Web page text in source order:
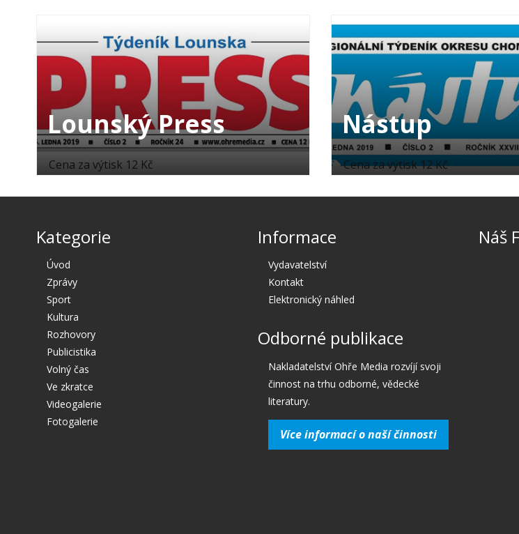
Lounský Press
Cena za výtisk 12 Kč
Nástup
Cena za výtisk 12 Kč
Kategorie
Úvod
Zprávy
Sport
Kultura
Rozhovory
Publicistika
Volný čas
Ve zkratce
Videogalerie
Fotogalerie
Informace
Vydavatelství
Kontakt
Elektronický náhled
Odborné publikace
Nakladatelství Ohře Media rozvíjí svoji
činnost na trhu odborné, vědecké
literatury.
Více informací o naší činnosti
Náš